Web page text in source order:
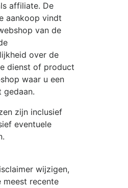
affiliate. De
aankoop vindt
van de
over de
dienst of product
waar u een
gedaan.
zijn inclusief
eventuele
wijzigen,
meest recente